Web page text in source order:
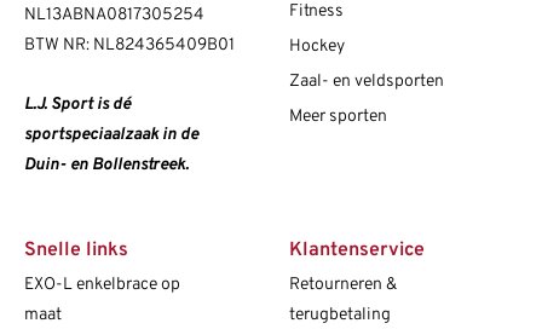
NL13ABNA0817305254
BTW NR: NL824365409B01
L.J. Sport is dé
sportspeciaalzaak in de
Duin- en Bollenstreek.
Fitness
Hockey
Zaal- en veldsporten
Meer sporten
Snelle links
EXO-L enkelbrace op
maat
Klantenservice
Retourneren &
terugbetaling